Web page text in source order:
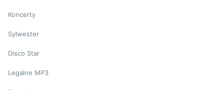
Koncerty
Sylwester
Disco Star
Legalne MP3